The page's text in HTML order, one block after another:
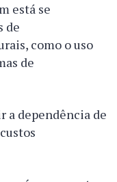
está se
de
como o uso
de
a dependência de